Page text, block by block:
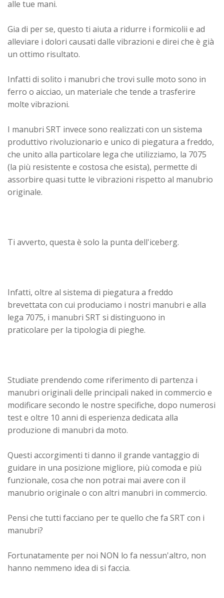
alle tue mani.
Gia di per se, questo ti aiuta a ridurre i formicolii e ad
alleviare i dolori causati dalle vibrazioni e direi che è già
un ottimo risultato.
Infatti di solito i manubri che trovi sulle moto sono in
ferro o aicciao, un materiale che tende a trasferire
molte vibrazioni.
I manubri SRT invece sono realizzati con un sistema
produttivo rivoluzionario e unico di piegatura a freddo,
che unito alla particolare lega che utilizziamo, la 7075
(la più resistente e costosa che esista), permette di
assorbire quasi tutte le vibrazioni rispetto al manubrio
originale.
Ti avverto, questa è solo la punta dell'iceberg.
Infatti, oltre al sistema di piegatura a freddo
brevettata con cui produciamo i nostri manubri e alla
lega 7075, i manubri SRT si distinguono in
praticolare per la tipologia di pieghe.
Studiate prendendo come riferimento di partenza i
manubri originali delle principali naked in commercio e
modificare secondo le nostre specifiche, dopo numerosi
test e oltre 10 anni di esperienza dedicata alla
produzione di manubri da moto.
Questi accorgimenti ti danno il grande vantaggio di
guidare in una posizione migliore, più comoda e più
funzionale, cosa che non potrai mai avere con il
manubrio originale o con altri manubri in commercio.
Pensi che tutti facciano per te quello che fa SRT con i
manubri?
Fortunatamente per noi NON lo fa nessun'altro, non
hanno nemmeno idea di si faccia.